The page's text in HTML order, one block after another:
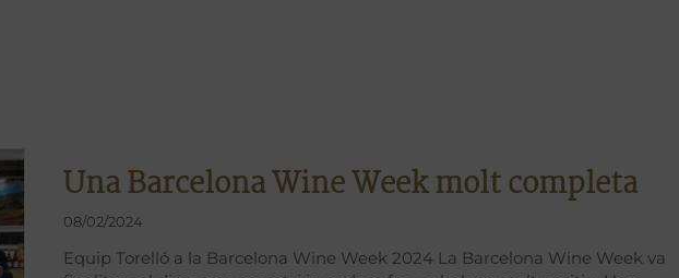
Una Barcelona Wine Week molt completa
08/02/2024
Equip Torelló a la Barcelona Wine Week 2024 La Barcelona Wine Week va